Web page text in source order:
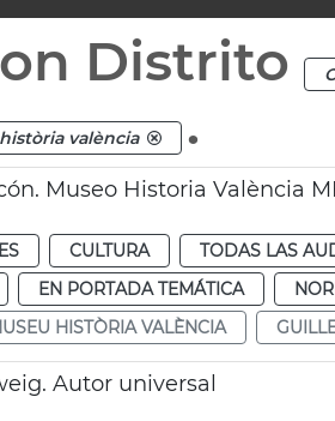
Distrito
valència .
Museo Historia València
CULTURA TODAS LAS
EN PORTADA TEMÁTICA
HISTÒRIA VALÈNCIA
Autor universal